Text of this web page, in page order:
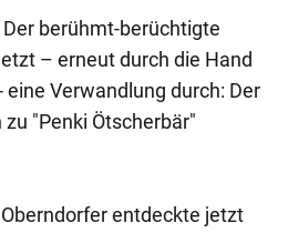
berühmt-berüchtigte
– erneut durch die Hand
Verwandlung durch: Der
"Penki Ötscherbär"
entdeckte jetzt